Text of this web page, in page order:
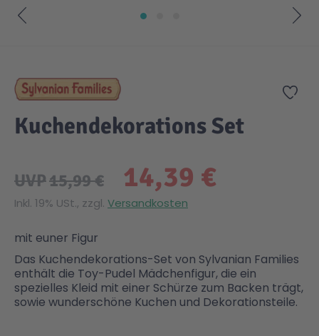
Sicherheit
Krimi / Thriller
Liebesromane
Sachbücher / Wissen
Kuscheltiere
Puppen & Puppenzubehör
Puzzle & Legespiele
Elektronische Spielwaren
Kreativ
DC Comics™ Super Heroes
Disney
DUPLO®
Jurassic World™
Harry Potter™
Country
Fairies
Family Fun
Fun Stars
Heroes
Zur
Kuchendekorations Set
14,39 €
UVP15,99 €
Inkl. 19% USt., zzgl. Versandkosten
mit euner Figur
Das Kuchendekorations-Set von Sylvanian Families
enthält die Toy-Pudel Mädchenfigur, die ein
spezielles Kleid mit einer Schürze zum Backen trägt,
sowie wunderschöne Kuchen und Dekorationsteile.